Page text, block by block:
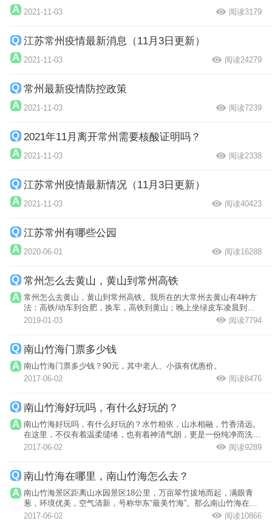
2021-11-03 阅读3179
江苏常州疫情最新消息（11月3日更新）
2021-11-03 阅读24279
常州最新疫情防控政策
2021-11-03 阅读7239
2021年11月离开常州需要核酸证明吗？
2021-11-03 阅读2338
江苏常州疫情最新情况（11月3日更新）
2021-11-03 阅读40423
江苏常州有哪些公园
2020-06-01 阅读16288
常州怎么去黄山，黄山到常州高铁
常州怎么去黄山，黄山到常州高铁。我所在的大常州去黄山有4种方
法：高铁/动车到合肥，换车，高铁到黄山；晚上坐绿皮车凌晨到黄
山
2019-01-03 阅读7794
南山竹海门票多少钱
南山竹海门票多少钱？90元，其中老人、小孩有优惠价。
2017-06-02
阅读8476
南山竹海好玩吗，有什么好玩的？
南山竹海好玩吗，有什么好玩的？水竹相依，山水相融，竹香清远。
在这里，不仅有着温柔缱绻，也有着神清气朗，更是一份纯净而洗练
的美。
2017-06-02 阅读9289
南山竹海在哪里，南山竹海怎么去？
南山竹海景区距离山水园景区18公里，万亩翠竹拔地而起，满眼青
葱，环境优美，空气清新，号称华东“最美竹海”。那么南山竹海在哪
里，南山竹...
2017-06-02 阅读10866